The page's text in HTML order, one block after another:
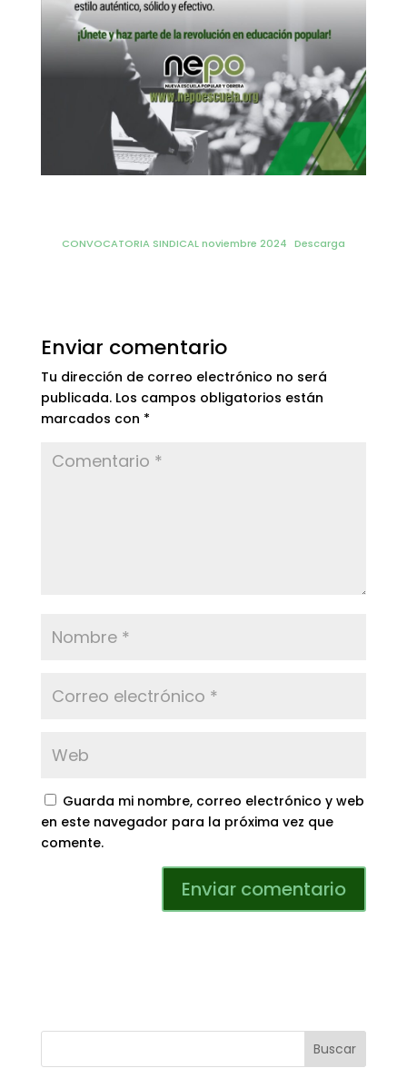
CONVOCATORIA SINDICAL noviembre 2024 Descarga
Enviar comentario
Tu dirección de correo electrónico no será
publicada. Los campos obligatorios están
marcados con *
Guarda mi nombre, correo electrónico y web
en este navegador para la próxima vez que
comente.
Buscar